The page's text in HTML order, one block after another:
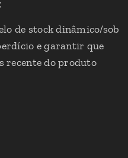
de stock dinâmico/sob
e garantir que
recente do produto